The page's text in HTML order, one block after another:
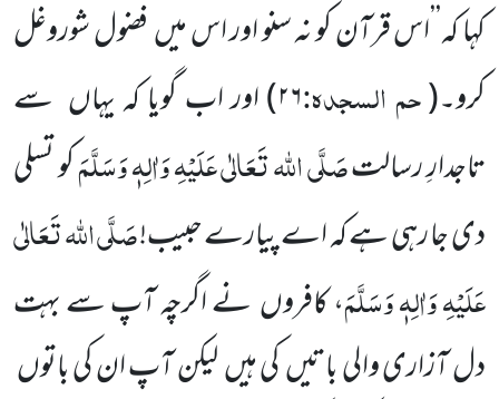
کہا کہ’’اس قرآن کو نہ سنو اور اس میں فضول شوروغل
کرو۔(حم السجدہ:۲۶)اور اب گویا کہ یہاں سے
تاجدارِ رسالتصَلَّی اللہ تَعَالٰی عَلَیْہِ وَاٰلِہٖ وَسَلَّمَکو تسلی
دی جا رہی ہے کہ اے پیارے حبیب!صَلَّی اللہ تَعَالٰی
عَلَیْہِ وَاٰلِہٖ وَسَلَّمَ، کافروں نے اگرچہ آپ سے بہت
دل آزاری والی باتیں کی ہیں لیکن آپ ان کی باتوں